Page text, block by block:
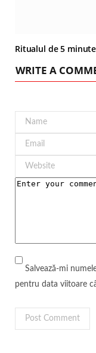
Ritualul de 5
WRITE A
Salvează-mi
pentru data viitoare